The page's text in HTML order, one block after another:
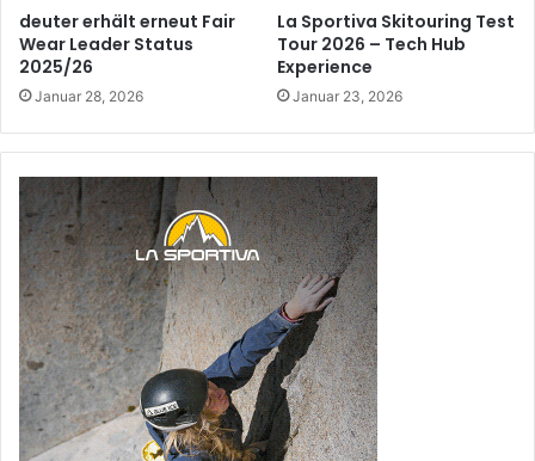
deuter erhält erneut Fair
Wear Leader Status
2025/26
Januar 28, 2026
La Sportiva Skitouring Test
Tour 2026 – Tech Hub
Experience
Januar 23, 2026